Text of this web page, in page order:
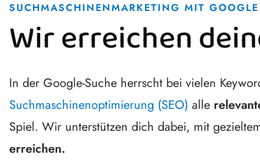
SUCHMASCHINENMARKETING MIT
Wir erreichen
In der Google-Suche herrscht bei vielen
Suchmaschinenoptimierung (SEO) alle
Spiel. Wir unterstützen dich dabei, mit
erreichen.